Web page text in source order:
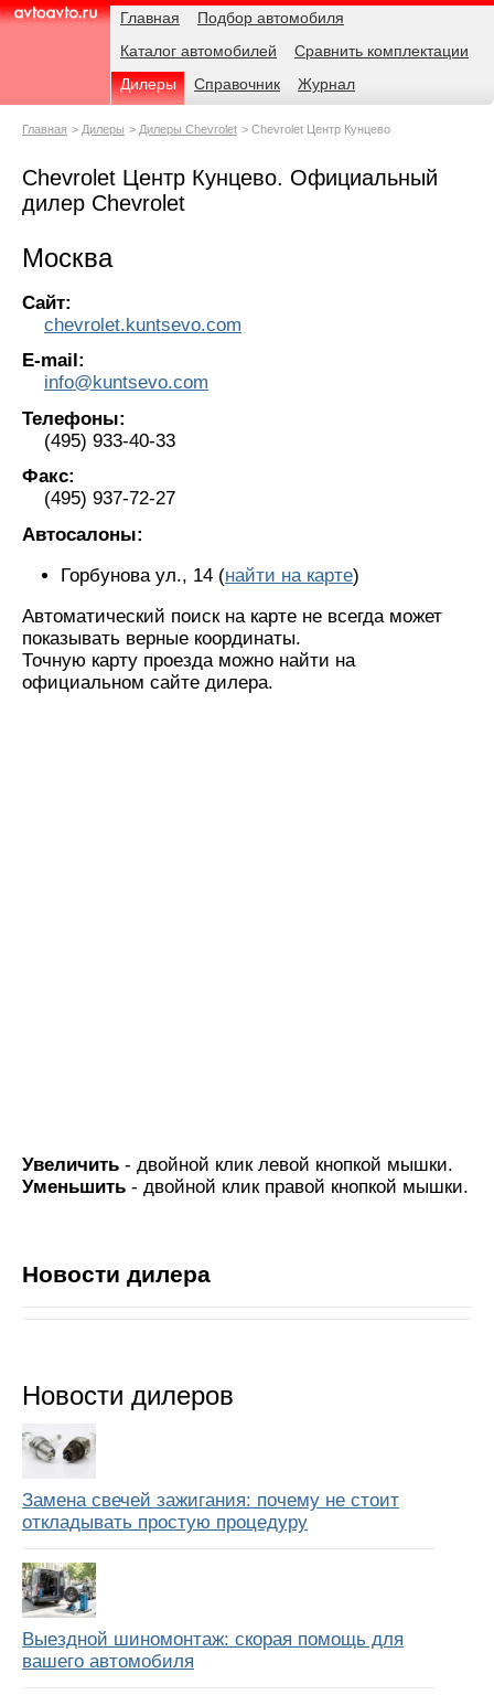
AvtoAvto.ru
Навигация Главная
Подбор автомобиля
Каталог автомобилей
Сравнить комплектации
Дилеры
Справочник Журнал
Родительские
Главная Дилеры Дилеры Chevrolet Chevrolet Центр Кунцево
Chevrolet Центр Кунцево. Официальный
дилер Chevrolet
Москва
Сайт:
chevrolet.kuntsevo.com
E-mail:
info@kuntsevo.com
Телефоны:
(495) 933-40-33
Факс:
(495) 937-72-27
Автосалоны:
Горбунова ул., 14 (найти на карте)
Автоматический поиск на карте не всегда может
показывать верные координаты.
Точную карту проезда можно найти на
официальном сайте дилера.
Увеличить - двойной клик левой кнопкой мышки.
Уменьшить - двойной клик правой кнопкой мышки.
Новости дилера
Новости дилеров
Замена свечей зажигания: почему не стоит
откладывать простую процедуру
Выездной шиномонтаж: скорая помощь для
вашего автомобиля